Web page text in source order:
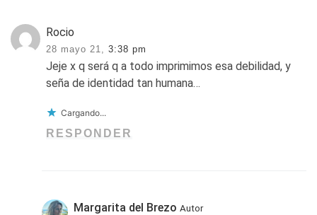
Rocio
28 mayo 21, 3:38 pm
Jeje x q será q a todo imprimimos esa debilidad, y
seña de identidad tan humana…
Cargando...
RESPONDER
Margarita del Brezo Autor